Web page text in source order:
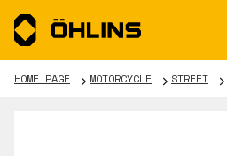
HOME PAGE MOTORCYCLE STREET